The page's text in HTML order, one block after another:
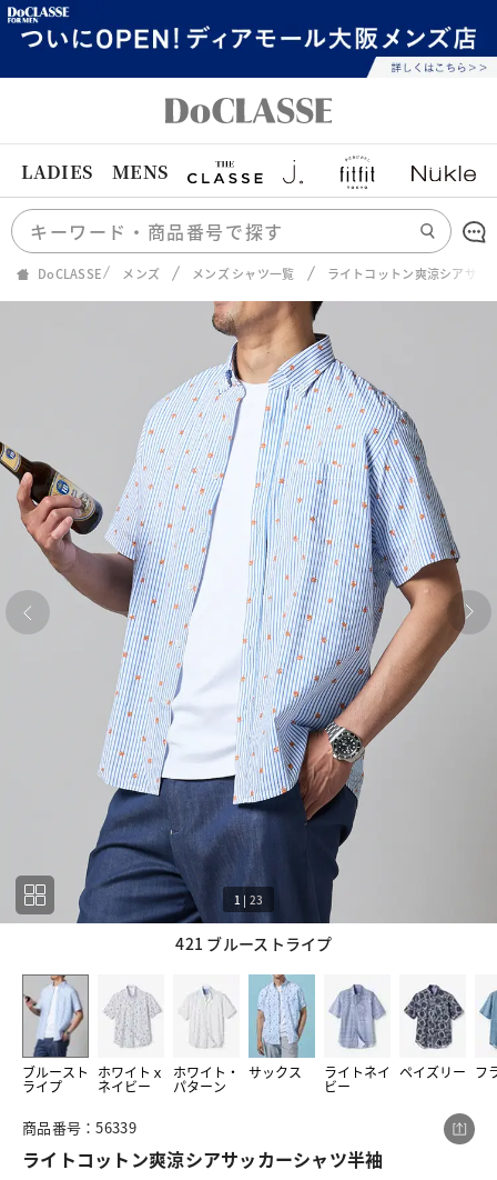
LADIES MENS
DoCLASSE メンズ メンズ シャツ一覧 ライトコットン爽涼シアサッ
421 ブルーストライプ
1 | 23
ブルースト
ライプ
ホワイトｘ
ネイビー
ホワイト・
パターン
サックス ライトネイ
ビー
ペイズリー フ
23
商品番号：56339
ライトコットン爽涼シアサッカーシャツ半袖
この商品をシェアする
ライトコットン爽涼シアサッカーシャツ半袖
¥2,990 税込¥3,289